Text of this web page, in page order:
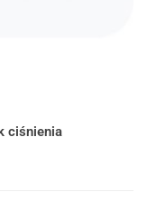
ciśnienia